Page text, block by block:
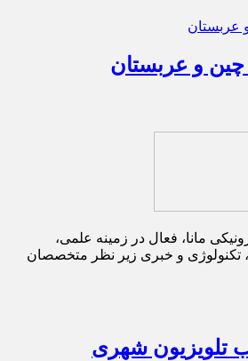
و عربستان
مانا، فعال در زمینه علمی،
تکنولوژی و خبری زیر نظر متخصصان
تلویزیون شهری